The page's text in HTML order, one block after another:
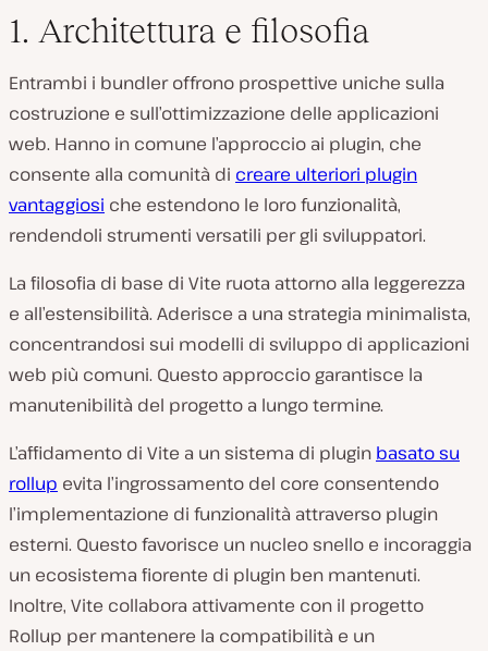
1. Architettura e filosofia
Entrambi i bundler offrono prospettive uniche sulla
costruzione e sull’ottimizzazione delle applicazioni
web. Hanno in comune l’approccio ai plugin, che
consente alla comunità di creare ulteriori plugin
vantaggiosi che estendono le loro funzionalità,
rendendoli strumenti versatili per gli sviluppatori.
La filosofia di base di Vite ruota attorno alla leggerezza
e all’estensibilità. Aderisce a una strategia minimalista,
concentrandosi sui modelli di sviluppo di applicazioni
web più comuni. Questo approccio garantisce la
manutenibilità del progetto a lungo termine.
L’affidamento di Vite a un sistema di plugin basato su
rollup evita l’ingrossamento del core consentendo
l’implementazione di funzionalità attraverso plugin
esterni. Questo favorisce un nucleo snello e incoraggia
un ecosistema fiorente di plugin ben mantenuti.
Inoltre, Vite collabora attivamente con il progetto
Rollup per mantenere la compatibilità e un